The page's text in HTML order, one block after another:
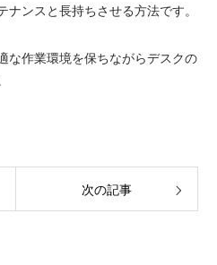
ナンスと長持ちさせる方法です。
な作業環境を保ちながらデスクの
次の記事